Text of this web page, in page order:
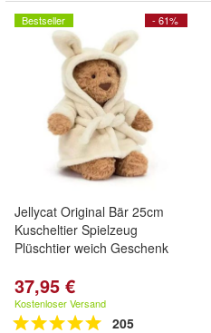
- 61%
Bestseller
Jellycat Original Bär 25cm
Kuscheltier Spielzeug
Plüschtier weich Geschenk
37,95 €
Kostenloser Versand
205